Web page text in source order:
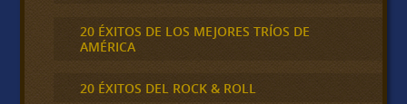
20 ÉXITOS DE LOS MEJORES TRÍOS DE
AMÉRICA
20 ÉXITOS DEL ROCK & ROLL